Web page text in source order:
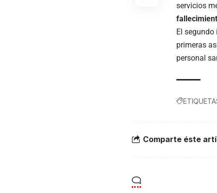
servicios
El
primeras
personal
Comparte éste